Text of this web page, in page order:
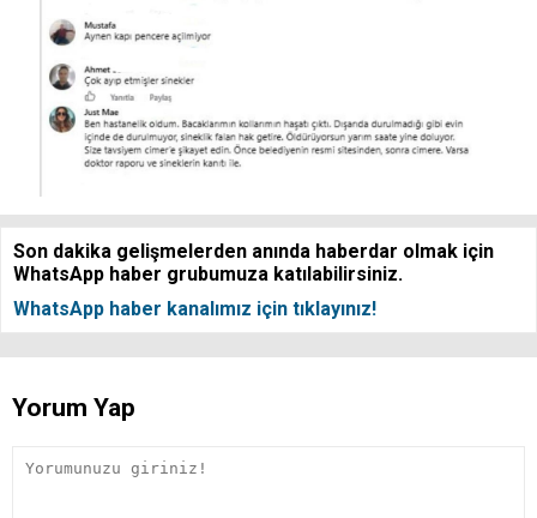
Son dakika gelişmelerden anında haberdar olmak için
WhatsApp haber grubumuza katılabilirsiniz.
WhatsApp haber kanalımız için tıklayınız!
Yorum Yap